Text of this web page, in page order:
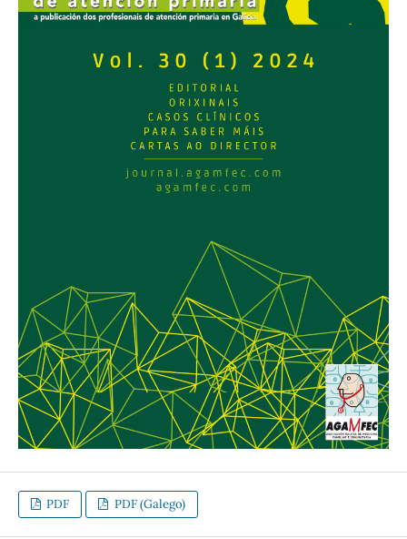
PDF PDF (Galego)